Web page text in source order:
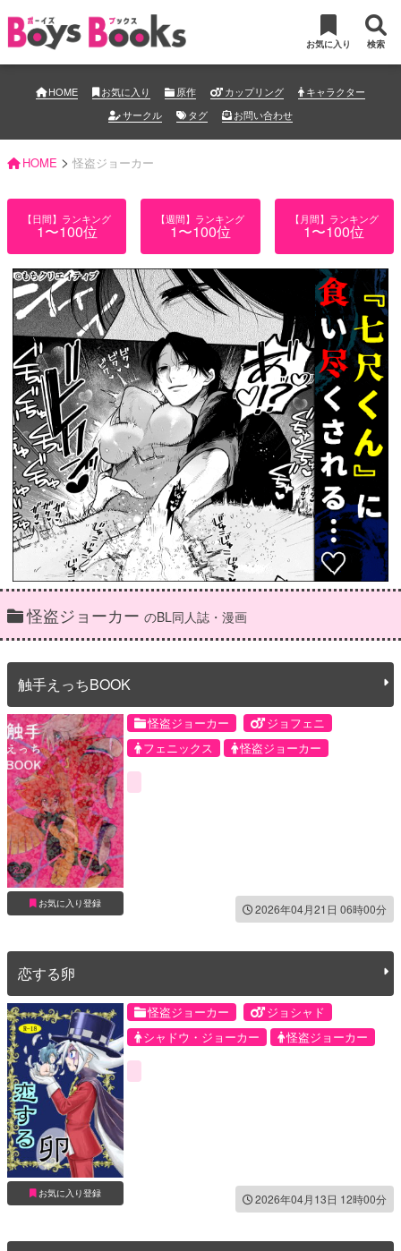
お気に入り 検索
HOME お気に入り 原作 カップリング
キャラクター
サークル
タグ お問い合わせ
HOME > 怪盗ジョーカー
【日間】ランキング
1〜100位
【週間】ランキング
1〜100位
【月間】ランキング
1〜100位
怪盗ジョーカー のBL同人誌・漫画
触手えっちBOOK
お気に入り登録
怪盗ジョーカー
ジョフェニ
フェニックス
怪盗ジョーカー
2026年04月21日 06時00分
恋する卵
お気に入り登録
怪盗ジョーカー
ジョシャド
シャドウ・ジョーカー
怪盗ジョーカー
2026年04月13日 12時00分